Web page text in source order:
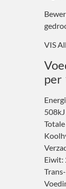
VIS
per
508kJ
Eiwit: